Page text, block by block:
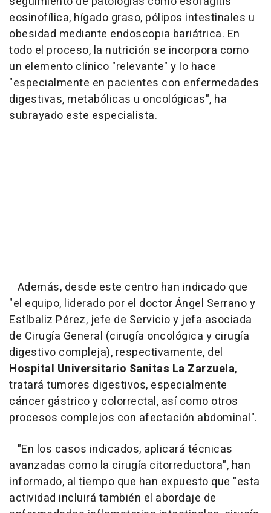
eosinofílica, hígado graso, pólipos intestinales u
obesidad mediante endoscopia bariátrica. En
todo el proceso, la nutrición se incorpora como
un elemento clínico "relevante" y lo hace
"especialmente en pacientes con enfermedades
digestivas, metabólicas u oncológicas", ha
subrayado este especialista.
Además, desde este centro han indicado que
"el equipo, liderado por el doctor Ángel Serrano y
Estíbaliz Pérez, jefe de Servicio y jefa asociada
de Cirugía General (cirugía oncológica y cirugía
digestivo compleja), respectivamente, del
Hospital Universitario Sanitas La Zarzuela,
tratará tumores digestivos, especialmente
cáncer gástrico y colorrectal, así como otros
procesos complejos con afectación abdominal".
"En los casos indicados, aplicará técnicas
avanzadas como la cirugía citorreductora", han
informado, al tiempo que han expuesto que "esta
actividad incluirá también el abordaje de